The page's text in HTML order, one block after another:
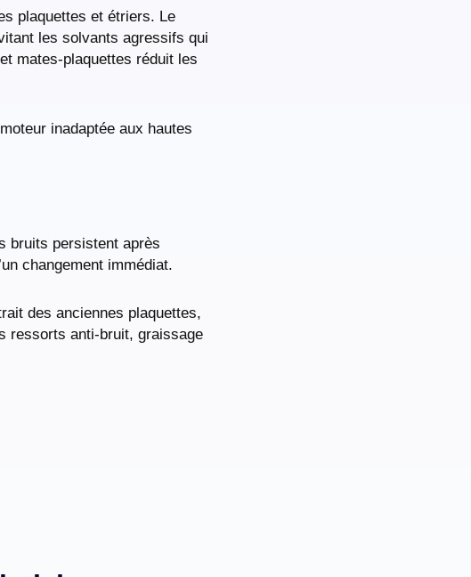
plaquettes et étriers. Le
les solvants agressifs qui
mates-plaquettes réduit les
inadaptée aux hautes
bruits persistent après
changement immédiat.
des anciennes plaquettes,
ressorts anti-bruit, graissage